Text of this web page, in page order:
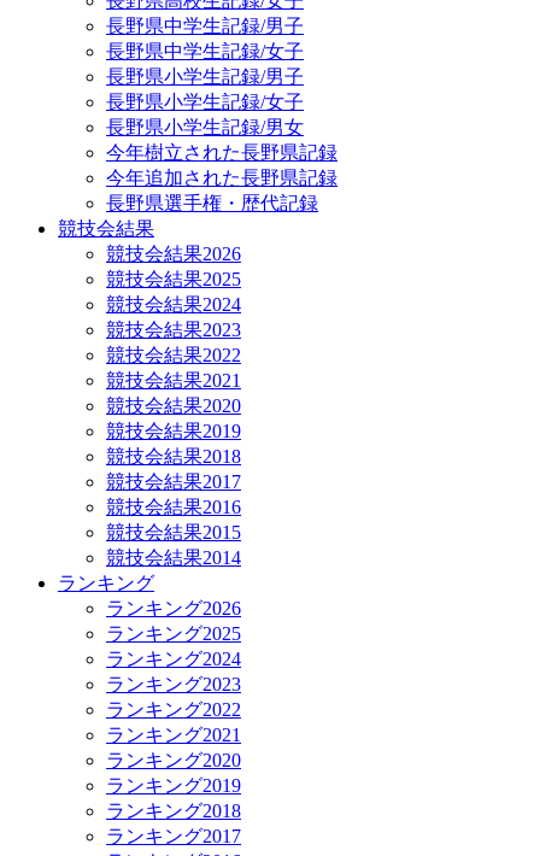
長野県中学生記録/男子
長野県中学生記録/女子
長野県小学生記録/男子
長野県小学生記録/女子
長野県小学生記録/男女
今年樹立された長野県記録
今年追加された長野県記録
長野県選手権・歴代記録
競技会結果
競技会結果2026
競技会結果2025
競技会結果2024
競技会結果2023
競技会結果2022
競技会結果2021
競技会結果2020
競技会結果2019
競技会結果2018
競技会結果2017
競技会結果2016
競技会結果2015
競技会結果2014
ランキング
ランキング2026
ランキング2025
ランキング2024
ランキング2023
ランキング2022
ランキング2021
ランキング2020
ランキング2019
ランキング2018
ランキング2017